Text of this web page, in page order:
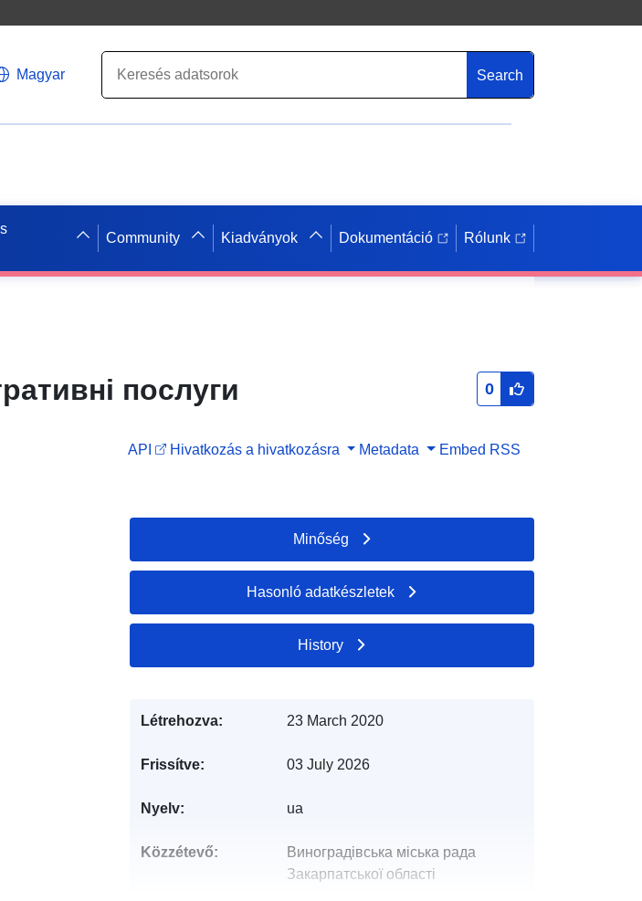
Magyar Search
Community Kiadványok Dokumentáció Rólunk
послуги 0
API Hivatkozás a hivatkozásra Metadata Embed RSS
Minőség
Hasonló adatkészletek
History
Létrehozva: 23 March 2020
Frissítve: 03 July 2026
Nyelv: ua
Közzétevő:
Виноградівська міська рада
Закарпатської області